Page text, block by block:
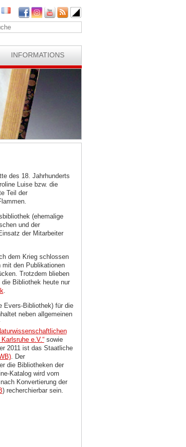
INFORMATIONS
des 18. Jahrhunderts
Luise bzw. die
Teil der
(ehemalige
und der
der Mitarbeiter
dem Krieg schlossen
den Publikationen
Trotzdem blieben
Bibliothek heute nur
.
Evers-Bibliothek) für die
neben allgemeinen
e.V.“sowie
2011 ist das Staatliche
. Der
die Bibliotheken der
Katalog wird vom
Konvertierung der
) recherchierbar sein.